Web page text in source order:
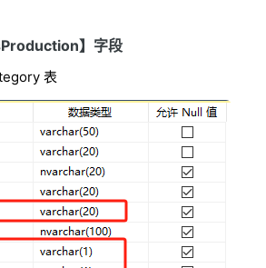
】字段
表